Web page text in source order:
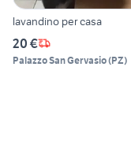
lavandino per casa
20 €
Palazzo San Gervasio(PZ)